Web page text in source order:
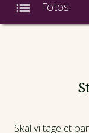
Fotos
Skal vi tage et